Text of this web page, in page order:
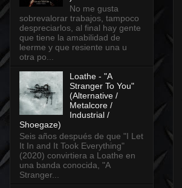
No me gusta
sobrevalorar trabajos, tampoco
despreciarlos, al final hay gente
que tiene la amabilidad de
leerme y que resiente una u
otra po...
Loathe - "A
Stranger To You"
(Alternative /
Metalcore /
Industrial /
Shoegaze)
Seis años después de que "I Let
It In and It Took Everything"
(2020) convirtiera a Loathe en
una banda conocida, "A
Stranger...